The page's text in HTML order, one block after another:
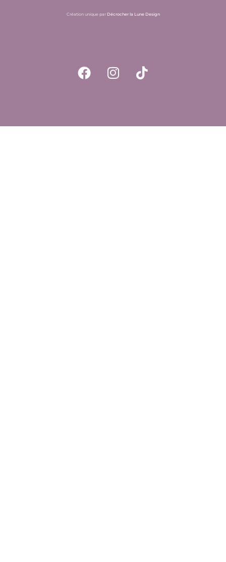
Création unique par Décrocher la Lune Design